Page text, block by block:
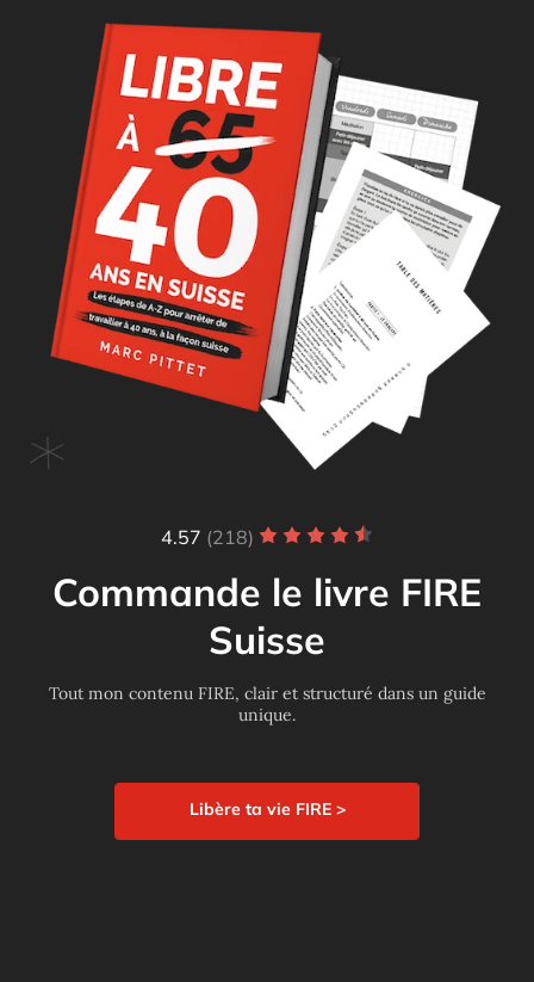
4.57 (218)
Commande le livre FIRE
Suisse
Tout mon contenu FIRE, clair et structuré dans un guide
unique.
Libère ta vie FIRE >